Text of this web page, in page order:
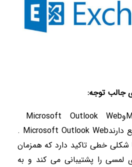
:
وMicrosoft Outlook Web
دارند. Microsoft Outlook Web
شکلی خطی تاکید دارد که همزمان
لمسی را پشتیبانی می کند و به